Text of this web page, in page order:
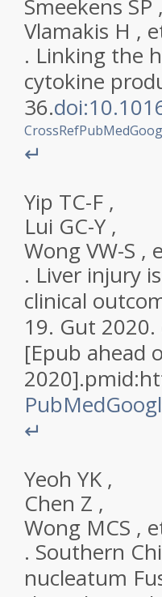
Smeekens SP ,
Vlamakis H ,
. Linking the
cytokine
36.
CrossRefPubMed
↵
Yip TC-F ,
Lui GC-Y ,
WongVW-S ,
. Liver injury
clinical
19. Gut 2020.
[Epub ahead
2020].pmid:
PubMed
↵
Yeoh YK ,
Chen Z ,
Wong MCS ,
. Southern
nucleatum